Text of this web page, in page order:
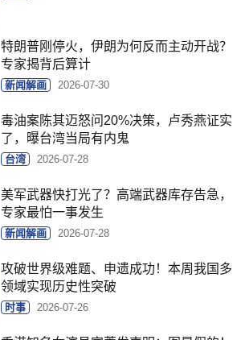
特朗普刚停火，伊朗为何反而主动开战？
专家揭背后算计
新闻解画 2026-07-30
毒油案陈其迈怒问20%决策，卢秀燕证实
了，曝台湾当局有内鬼
台湾 2026-07-28
美军武器快打光了？高端武器库存告急，
专家最怕一事发生
新闻解画 2026-07-28
攻破世界级难题、申遗成功！本周我国多
领域实现历史性突破
时事 2026-07-26